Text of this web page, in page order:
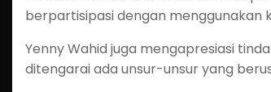
berpartisipasi dengan menggunakan
Yenny Wahid juga mengapresiasi
ditengarai ada unsur-unsur yang